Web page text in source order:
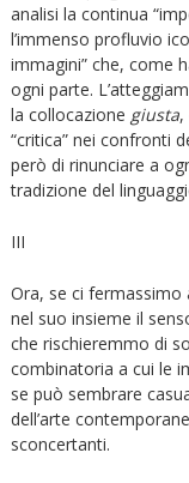
analisi la continua
l’immenso profluvio
immagini” che, come
ogni parte.
la collocazione giusta,
“critica” nei confronti
però di rinunciare a
tradizione del
III
Ora, se ci fermassimo
nel suo insieme il
che rischieremmo di
combinatoria a cui le
se può sembrare
dell’arte
sconcertanti.